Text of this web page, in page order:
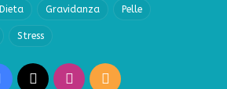
Dieta Gravidanza Pelle
Stress
Facebook Instagram
RSS